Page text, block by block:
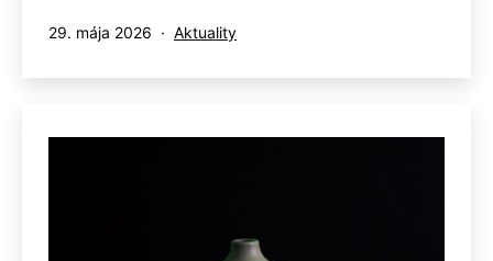
Publikované
29. mája 2026
Kategorizované
Aktuality